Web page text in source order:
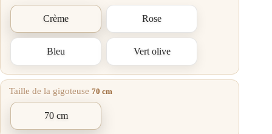
Crème Rose
Bleu Vert olive
Taille de la gigoteuse 70 cm
70 cm